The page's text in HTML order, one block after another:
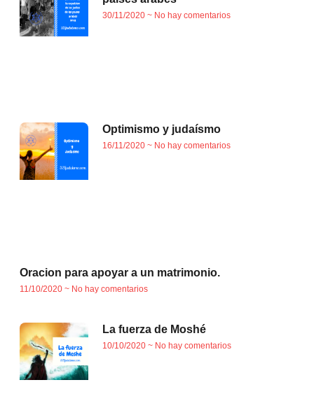
30/11/2020 No hay comentarios
Optimismo y judaísmo
16/11/2020 No hay comentarios
Oracion para apoyar a un matrimonio.
11/10/2020 No hay comentarios
La fuerza de Moshé
10/10/2020 No hay comentarios